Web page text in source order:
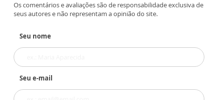
Os comentários e avaliações são de responsabilidade exclusiva de
seus autores e não representam a opinião do site.
Seu nome
Seu e-mail